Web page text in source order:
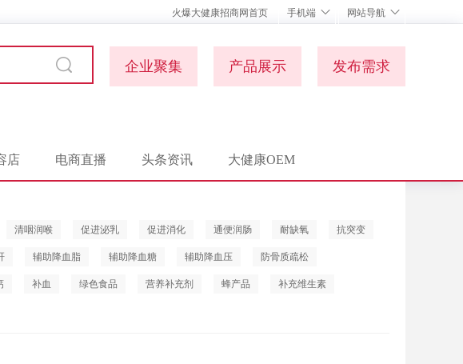
火爆大健康招商网首页 手机端 网站导航
企业聚集 产品展示 发布需求
店 电商直播 头条资讯 大健康OEM
清咽润喉 促进泌乳 促进消化 通便润肠 耐缺氧 抗突变
辅助降血脂 辅助降血糖 辅助降血压 防骨质疏松
补血 绿色食品 营养补充剂 蜂产品 补充维生素